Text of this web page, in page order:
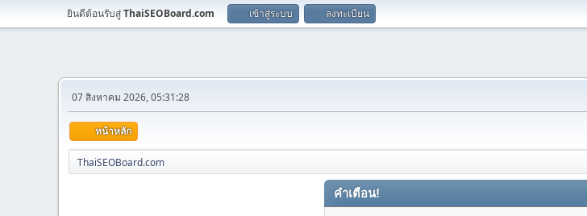
ยินดีต้อนรับสู่ThaiSEOBoard.com เข้าสู่ระบบ ลงทะเบียน
07 สิงหาคม 2026, 05:31:28
หน้าหลัก
ThaiSEOBoard.com
คำเตือน!